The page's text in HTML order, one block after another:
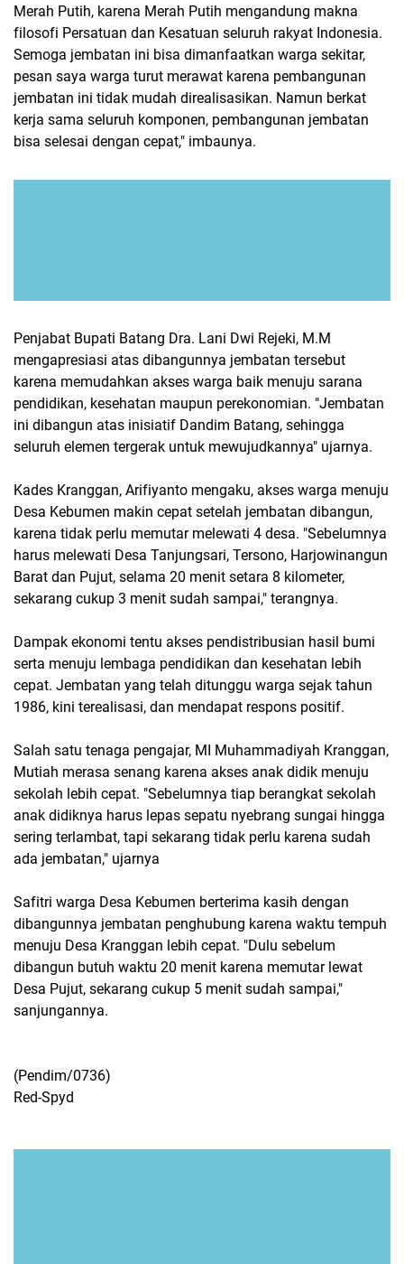
Merah Putih, karena Merah Putih mengandung makna
filosofi Persatuan dan Kesatuan seluruh rakyat Indonesia.
Semoga jembatan ini bisa dimanfaatkan warga sekitar,
pesan saya warga turut merawat karena pembangunan
jembatan ini tidak mudah direalisasikan. Namun berkat
kerja sama seluruh komponen, pembangunan jembatan
bisa selesai dengan cepat," imbaunya.
Penjabat Bupati Batang Dra. Lani Dwi Rejeki, M.M
mengapresiasi atas dibangunnya jembatan tersebut
karena memudahkan akses warga baik menuju sarana
pendidikan, kesehatan maupun perekonomian. "Jembatan
ini dibangun atas inisiatif Dandim Batang, sehingga
seluruh elemen tergerak untuk mewujudkannya" ujarnya.
Kades Kranggan, Arifiyanto mengaku, akses warga menuju
Desa Kebumen makin cepat setelah jembatan dibangun,
karena tidak perlu memutar melewati 4 desa. "Sebelumnya
harus melewati Desa Tanjungsari, Tersono, Harjowinangun
Barat dan Pujut, selama 20 menit setara 8 kilometer,
sekarang cukup 3 menit sudah sampai," terangnya.
Dampak ekonomi tentu akses pendistribusian hasil bumi
serta menuju lembaga pendidikan dan kesehatan lebih
cepat. Jembatan yang telah ditunggu warga sejak tahun
1986, kini terealisasi, dan mendapat respons positif.
Salah satu tenaga pengajar, MI Muhammadiyah Kranggan,
Mutiah merasa senang karena akses anak didik menuju
sekolah lebih cepat. "Sebelumnya tiap berangkat sekolah
anak didiknya harus lepas sepatu nyebrang sungai hingga
sering terlambat, tapi sekarang tidak perlu karena sudah
ada jembatan," ujarnya
Safitri warga Desa Kebumen berterima kasih dengan
dibangunnya jembatan penghubung karena waktu tempuh
menuju Desa Kranggan lebih cepat. "Dulu sebelum
dibangun butuh waktu 20 menit karena memutar lewat
Desa Pujut, sekarang cukup 5 menit sudah sampai,"
sanjungannya.
(Pendim/0736)
Red-Spyd